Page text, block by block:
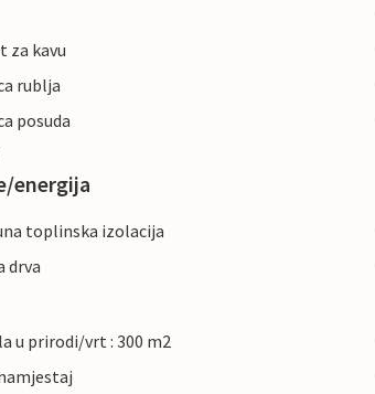
za kavu
rublja
posuda
energija
toplinska izolacija
drva
u prirodi/vrt : 300 m2